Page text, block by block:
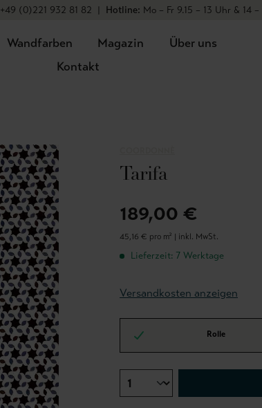
+49 (0)221 932 81 82 | Hotline: Mo – Fr 9.15 – 13 Uhr & 14 –
Wandfarben Magazin
Über uns
Kontakt
Tarifa
189,00 €
45,16 € pro m² | inkl. MwSt.
Lieferzeit: 7 Werktage
Versandkosten anzeigen
Rolle